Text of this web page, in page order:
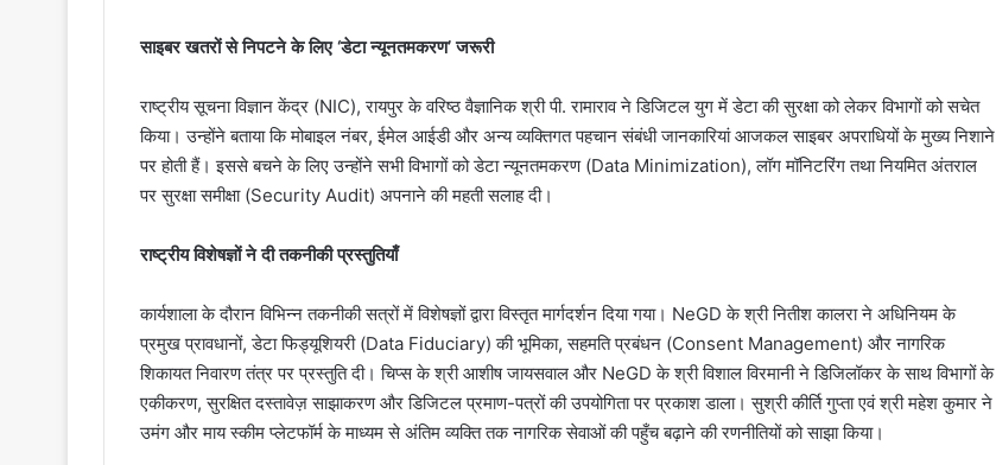
​साइबर खतरों से निपटने के लिए ‘डेटा न्यूनतमकरण’ जरूरी
राष्ट्रीय सूचना विज्ञान केंद्र (NIC), रायपुर के वरिष्ठ वैज्ञानिक श्री पी. रामाराव ने डिजिटल युग में डेटा की सुरक्षा को लेकर विभागों को सचेत
किया। उन्होंने बताया कि मोबाइल नंबर, ईमेल आईडी और अन्य व्यक्तिगत पहचान संबंधी जानकारियां आजकल साइबर अपराधियों के मुख्य निशाने
पर होती हैं। इससे बचने के लिए उन्होंने सभी विभागों को डेटा न्यूनतमकरण (Data Minimization), लॉग मॉनिटरिंग तथा नियमित अंतराल
पर सुरक्षा समीक्षा (Security Audit) अपनाने की महती सलाह दी।
​राष्ट्रीय विशेषज्ञों ने दी तकनीकी प्रस्तुतियाँ
कार्यशाला के दौरान विभिन्न तकनीकी सत्रों में विशेषज्ञों द्वारा विस्तृत मार्गदर्शन दिया गया। NeGD के श्री नितीश कालरा ने अधिनियम के
प्रमुख प्रावधानों, डेटा फिड्यूशियरी (Data Fiduciary) की भूमिका, सहमति प्रबंधन (Consent Management) और नागरिक
शिकायत निवारण तंत्र पर प्रस्तुति दी। चिप्स के श्री आशीष जायसवाल और NeGD के श्री विशाल विरमानी ने डिजिलॉकर के साथ विभागों के
एकीकरण, सुरक्षित दस्तावेज़ साझाकरण और डिजिटल प्रमाण-पत्रों की उपयोगिता पर प्रकाश डाला। ​सुश्री कीर्ति गुप्ता एवं श्री महेश कुमार ने
उमंग और माय स्कीम प्लेटफॉर्म के माध्यम से अंतिम व्यक्ति तक नागरिक सेवाओं की पहुँच बढ़ाने की रणनीतियों को साझा किया।